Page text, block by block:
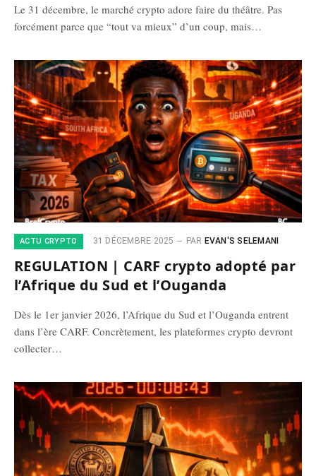
Le 31 décembre, le marché crypto adore faire du théâtre. Pas
forcément parce que “tout va mieux” d’un coup, mais…
ACTU CRYPTO 31 DÉCEMBRE 2025 PAR EVAN'S SELEMANI
REGULATION | CARF crypto adopté par
l’Afrique du Sud et l’Ouganda
Dès le 1er janvier 2026, l’Afrique du Sud et l’Ouganda entrent
dans l’ère CARF. Concrètement, les plateformes crypto devront
collecter…